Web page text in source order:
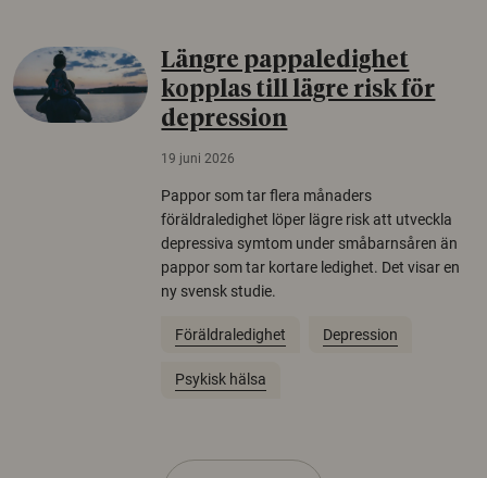
Längre pappaledighet
kopplas till lägre risk för
depression
19 juni 2026
Pappor som tar flera månaders
föräldraledighet löper lägre risk att utveckla
depressiva symtom under småbarnsåren än
pappor som tar kortare ledighet. Det visar en
ny svensk studie.
Föräldraledighet Depression
Psykisk hälsa